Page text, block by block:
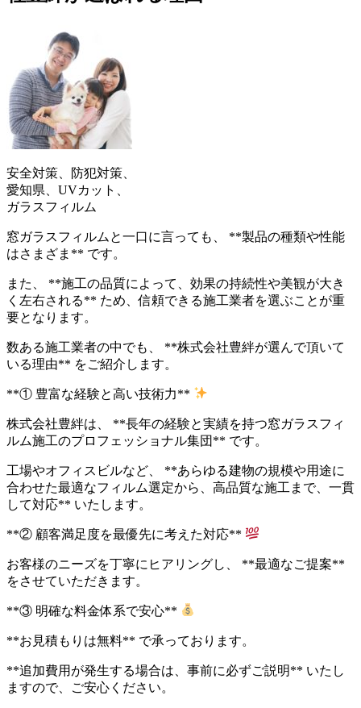
安全対策、防犯対策、
愛知県、UVカット、
ガラスフィルム
窓ガラスフィルムと一口に言っても、 **製品の種類や性能
はさまざま** です。
また、 **施工の品質によって、効果の持続性や美観が大き
く左右される** ため、信頼できる施工業者を選ぶことが重
要となります。
数ある施工業者の中でも、 **株式会社豊絆が選んで頂いて
いる理由** をご紹介します。
**① 豊富な経験と高い技術力**
株式会社豊絆は、 **長年の経験と実績を持つ窓ガラスフィ
ルム施工のプロフェッショナル集団** です。
工場やオフィスビルなど、 **あらゆる建物の規模や用途に
合わせた最適なフィルム選定から、高品質な施工まで、一貫
して対応** いたします。
**② 顧客満足度を最優先に考えた対応**
お客様のニーズを丁寧にヒアリングし、 **最適なご提案**
をさせていただきます。
**③ 明確な料金体系で安心**
**お見積もりは無料** で承っております。
**追加費用が発生する場合は、事前に必ずご説明** いたし
ますので、ご安心ください。